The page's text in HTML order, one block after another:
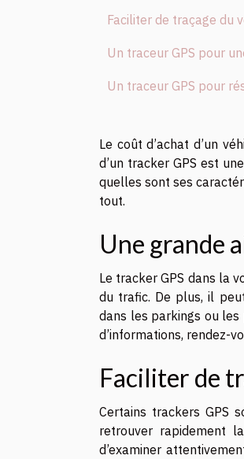
Faciliter de traçage du
Un traceur GPS pour
Un traceur GPS pour
Le coût d’achat d’un
d’un tracker GPS est
quelles sont ses
tout.
Une grande
Le tracker GPS dans la
du trafic. De plus, il
dans les parkings ou
d’informations, rendez-
Faciliter de
Certains trackers GPS
retrouver rapidement
d’examiner